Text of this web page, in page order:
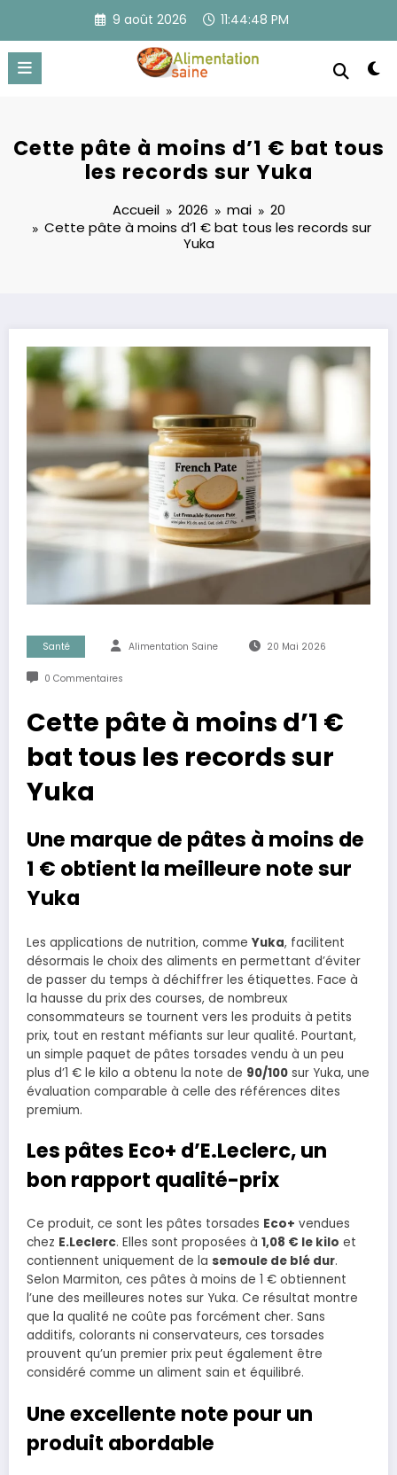
contenu
9 août 2026 11:44:49 PM
Cette pâte à moins d’1 € bat tous
les records sur Yuka
Accueil 2026 mai
20
Cette pâte à moins d’1 € bat tous les records sur
Yuka
Santé Alimentation Saine 20 Mai 2026
0 Commentaires
Cette pâte à moins d’1 €
bat tous les records sur
Yuka
Une marque de pâtes à moins de
1 € obtient la meilleure note sur
Yuka
Les applications de nutrition, comme Yuka, facilitent
désormais le choix des aliments en permettant d’éviter
de passer du temps à déchiffrer les étiquettes. Face à
la hausse du prix des courses, de nombreux
consommateurs se tournent vers les produits à petits
prix, tout en restant méfiants sur leur qualité. Pourtant,
un simple paquet de pâtes torsades vendu à un peu
plus d’1 € le kilo a obtenu la note de 90/100 sur Yuka, une
évaluation comparable à celle des références dites
premium.
Les pâtes Eco+ d’E.Leclerc, un
bon rapport qualité-prix
Ce produit, ce sont les pâtes torsades Eco+ vendues
chez E.Leclerc. Elles sont proposées à 1,08 € le kilo et
contiennent uniquement de la semoule de blé dur.
Selon Marmiton, ces pâtes à moins de 1 € obtiennent
l’une des meilleures notes sur Yuka. Ce résultat montre
que la qualité ne coûte pas forcément cher. Sans
additifs, colorants ni conservateurs, ces torsades
prouvent qu’un premier prix peut également être
considéré comme un aliment sain et équilibré.
Une excellente note pour un
produit abordable